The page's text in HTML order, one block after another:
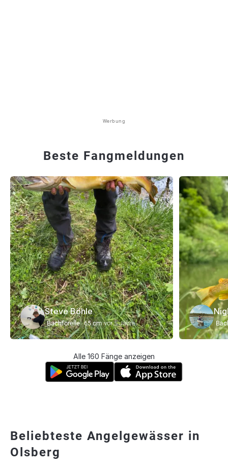
Werbung
Beste Fangmeldungen
Steve Böhle
Bachforelle 65 cm vor 5 Jahre
Alle 160 Fänge anzeigen
Beliebteste Angelgewässer in
Olsberg